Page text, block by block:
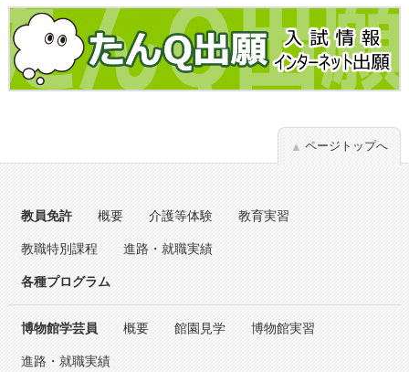
ページトップへ
教員免許 概要 介護等体験 教育実習
教職特別課程 進路・就職実績
各種プログラム
博物館学芸員 概要 館園見学 博物館実習
進路・就職実績